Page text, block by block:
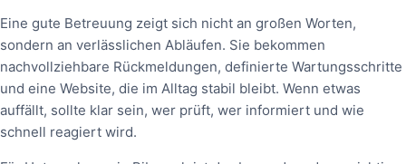
Eine gute Betreuung zeigt sich nicht an großen Worten,
sondern an verlässlichen Abläufen. Sie bekommen
nachvollziehbare Rückmeldungen, definierte Wartungsschritte
und eine Website, die im Alltag stabil bleibt. Wenn etwas
auffällt, sollte klar sein, wer prüft, wer informiert und wie
schnell reagiert wird.